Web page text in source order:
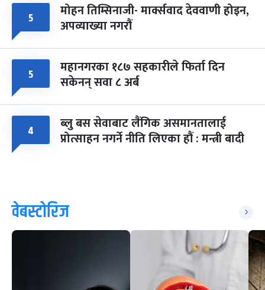
५ मोहन तिम्सिनाजी- मार्क्सवाद देववाणी होइन,
अपव्याख्या नगरौं
५ महानगरका १८७ सहकारीले फिर्ता दिन
सकेनन् सवा ८ अर्ब
४ ब्लु बस सेवाबाट लैंगिक असमानतालाई
प्रोत्साहन नगर्ने नीति लिएका हौं : मन्त्री बादी
वेबस्टोरिज